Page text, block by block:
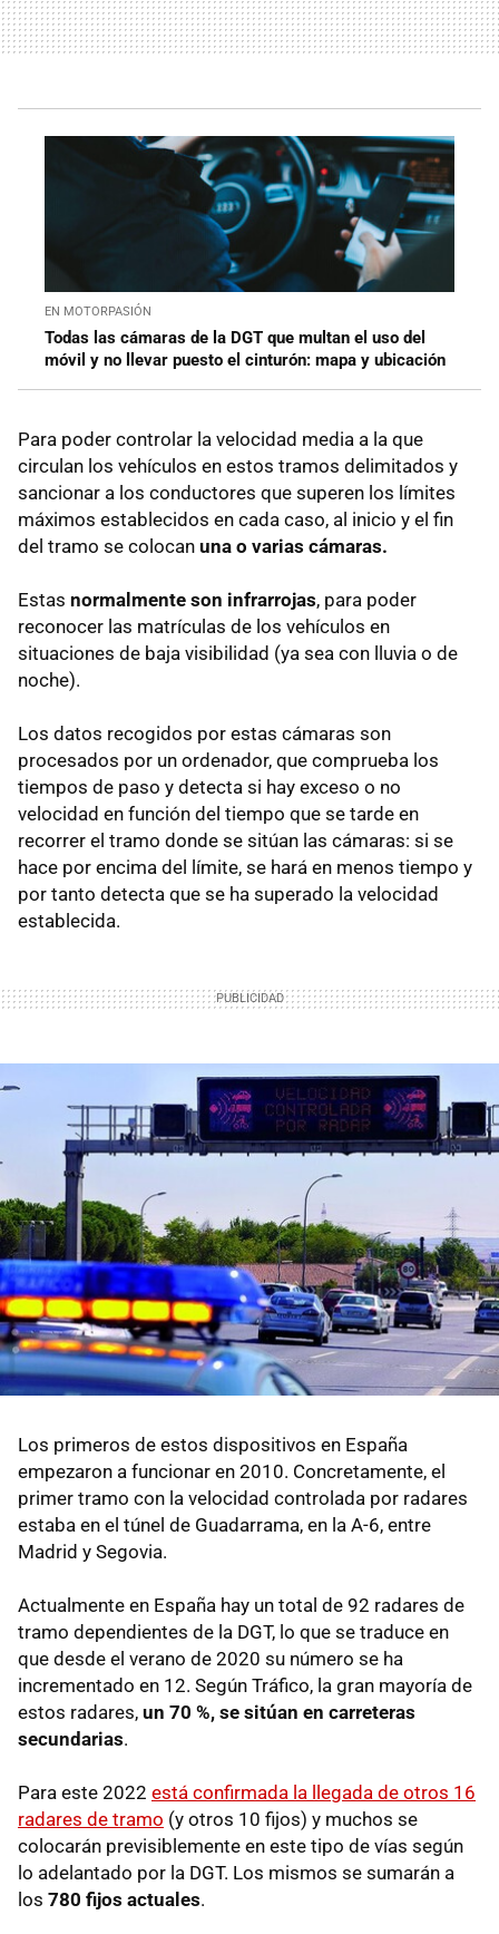
EN MOTORPASIÓN
Todas las cámaras de la DGT que multan el uso del
móvil y no llevar puesto el cinturón: mapa y ubicación
Para poder controlar la velocidad media a la que
circulan los vehículos en estos tramos delimitados y
sancionar a los conductores que superen los límites
máximos establecidos en cada caso, al inicio y el fin
del tramo se colocan una o varias cámaras.
Estas normalmente son infrarrojas, para poder
reconocer las matrículas de los vehículos en
situaciones de baja visibilidad (ya sea con lluvia o de
noche).
Los datos recogidos por estas cámaras son
procesados por un ordenador, que comprueba los
tiempos de paso y detecta si hay exceso o no
velocidad en función del tiempo que se tarde en
recorrer el tramo donde se sitúan las cámaras: si se
hace por encima del límite, se hará en menos tiempo y
por tanto detecta que se ha superado la velocidad
establecida.
Los primeros de estos dispositivos en España
empezaron a funcionar en 2010. Concretamente, el
primer tramo con la velocidad controlada por radares
estaba en el túnel de Guadarrama, en la A-6, entre
Madrid y Segovia.
Actualmente en España hay un total de 92 radares de
tramo dependientes de la DGT, lo que se traduce en
que desde el verano de 2020 su número se ha
incrementado en 12. Según Tráfico, la gran mayoría de
estos radares, un 70 %, se sitúan en carreteras
secundarias.
Para este 2022 está confirmada la llegada de otros 16
radares de tramo (y otros 10 fijos) y muchos se
colocarán previsiblemente en este tipo de vías según
lo adelantado por la DGT. Los mismos se sumarán a
los 780 fijos actuales.